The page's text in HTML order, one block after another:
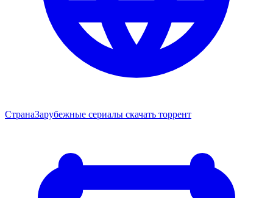
СтранаЗарубежные сериалы скачать торрент